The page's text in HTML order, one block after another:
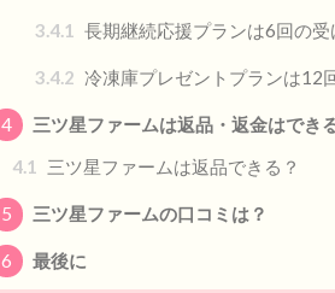
3.4.1
長期継続応援プランは6回の
3.4.2 冷凍庫プレゼントプランは12
4
三ツ星ファームは返品・返金はでき
4.1
三ツ星ファームは返品できる？
5 三ツ星ファームの口コミは？
6 最後に